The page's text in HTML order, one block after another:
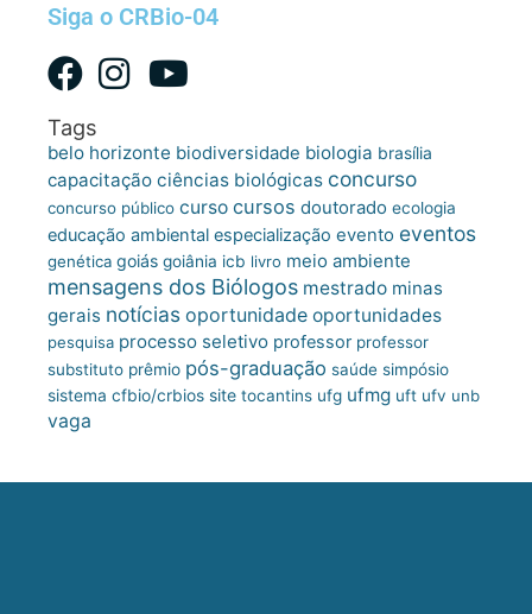
Siga o CRBio-04
Tags
belo horizonte biodiversidade biologia brasília
capacitação ciências biológicas concurso
concurso público curso cursos doutorado ecologia
educação ambiental especialização evento eventos
genética goiás goiânia icb livro meio ambiente
mensagens dos Biólogos mestrado minas
gerais notícias oportunidade oportunidades
pesquisa processo seletivo professor professor
substituto prêmio pós-graduação saúde simpósio
sistema cfbio/crbios site tocantins ufg ufmg uft ufv unb
vaga